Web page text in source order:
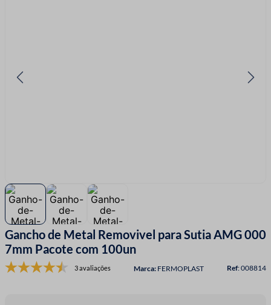
Gancho de Metal Removivel para Sutia AMG 000
7mm Pacote com 100un
3 avaliações FERMOPLAST :008814
8º